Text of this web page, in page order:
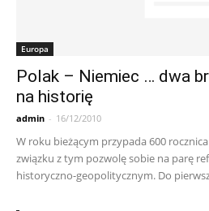
Europa
Polak – Niemiec … dwa
na historię
admin - 16/12/2010
W roku bieżącym przypada 600
związku z tym pozwolę sobie na parę
historyczno-geopolitycznym. Do